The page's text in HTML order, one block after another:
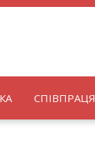
СПІВПРАЦЯ